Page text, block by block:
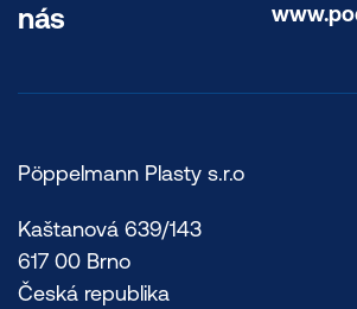
nás
Pöppelmann Plasty s.r.o
Kaštanová 639/143
617 00 Brno
Česká republika